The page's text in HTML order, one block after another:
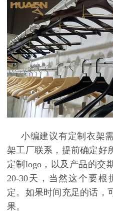
小编建议有定制衣架
架工厂联系，提前确定好
定制 logo，以及产品的交
20-30天，当然这个要根
定。如果时间充足的话，
果。